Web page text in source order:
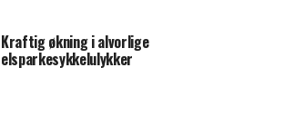
Kraftig økning i alvorlige
elsparkesykkelulykker